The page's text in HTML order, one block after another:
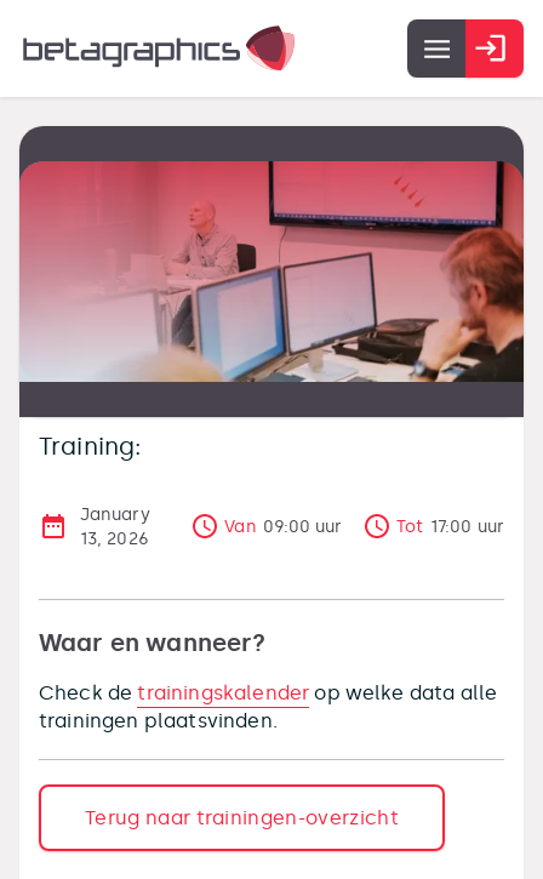
Training:
January
13, 2026
Van 09:00 uur Tot 17:00 uur
Waar en wanneer?
Check detrainingskalender op welke data alle
trainingen plaatsvinden.
Terug naar trainingen-overzicht